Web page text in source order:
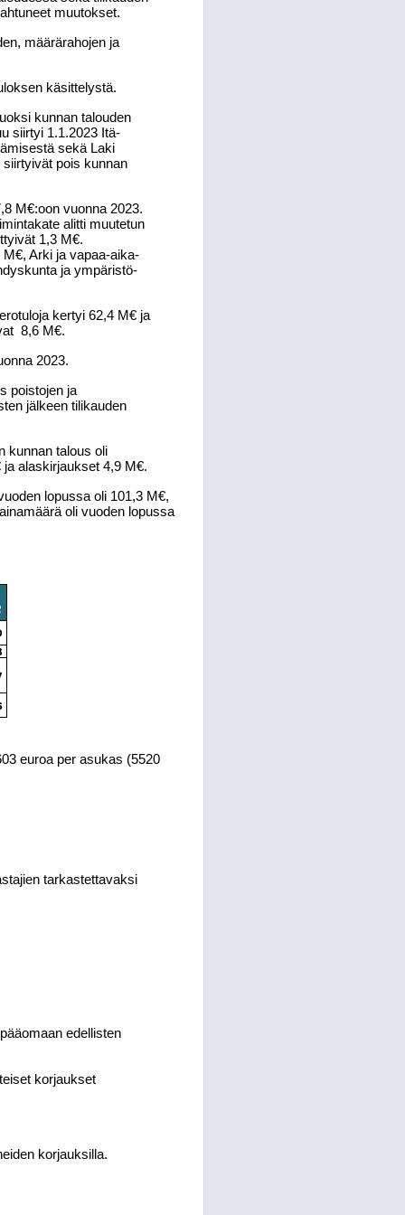
muutokset.
määrärahojen ja
käsittelystä.
kunnan talouden
siirtyi 1.1.2023 Itä-
sekä Laki
pois kunnan
M€:oon vuonna 2023.
alitti muutetun
1,3 M€.
Arki ja vapaa-aika-
ja ympäristö-
kertyi 62,4 M€ ja
8,6 M€.
2023.
poistojen ja
jälkeen tilikauden
kunnan talous oli
alaskirjaukset 4,9 M€.
lopussa oli 101,3 M€,
oli vuoden lopussa
euroa per asukas (5520
tarkastettavaksi
edellisten
korjaukset
korjauksilla.